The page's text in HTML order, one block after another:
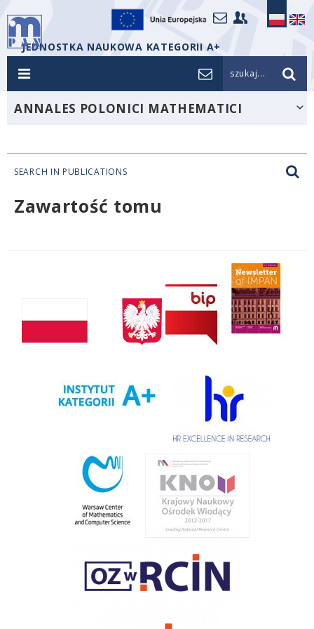
JEDNOSTKA NAUKOWA KATEGORII A+
szukaj...
ANNALES POLONICI MATHEMATICI
SEARCH IN PUBLICATIONS
Zawartość tomu